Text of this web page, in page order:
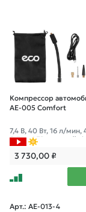
Компрессор
AE-005 Comfort
7,4 В, 40 Вт, 16 л/мин,
0 Бар, LED дисплей,
адки, сумка.
3 730,00₽
Арт.: AE-013-4